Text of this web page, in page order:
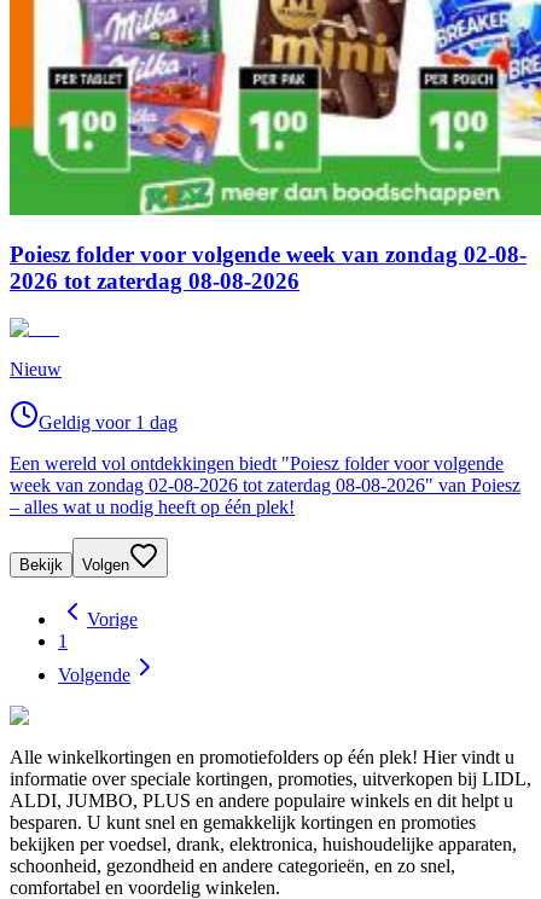
Poiesz folder voor volgende week van zondag 02-08-
2026 tot zaterdag 08-08-2026
Nieuw
Geldig voor 1 dag
Een wereld vol ontdekkingen biedt "Poiesz folder voor volgende
week van zondag 02-08-2026 tot zaterdag 08-08-2026" van Poiesz
– alles wat u nodig heeft op één plek!
Bekijk Volgen
Vorige
1
Volgende
Alle winkelkortingen en promotiefolders op één plek! Hier vindt u
informatie over speciale kortingen, promoties, uitverkopen bij LIDL,
ALDI, JUMBO, PLUS en andere populaire winkels en dit helpt u
besparen. U kunt snel en gemakkelijk kortingen en promoties
bekijken per voedsel, drank, elektronica, huishoudelijke apparaten,
schoonheid, gezondheid en andere categorieën, en zo snel,
comfortabel en voordelig winkelen.